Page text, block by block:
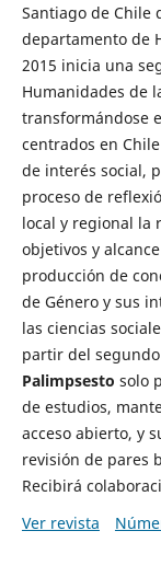
Santiago de Chile
departamento de
2015 inicia una
Humanidades de
transformándose
centrados en
de interés social,
proceso de
local y regional la
objetivos y
producción de
de Género y sus
las ciencias
partir del segundo
Palimpsesto solo
de estudios,
acceso abierto, y
revisión de pares
Recibirá
Ver revista